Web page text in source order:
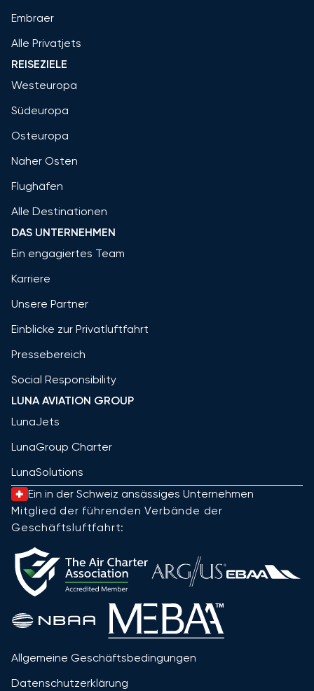
Embraer
Alle Privatjets
REISEZIELE
Westeuropa
Südeuropa
Osteuropa
Naher Osten
Flughäfen
Alle Destinationen
DAS UNTERNEHMEN
Ein engagiertes Team
Karriere
Unsere Partner
Einblicke zur Privatluftfahrt
Pressebereich
Social Responsibility
LUNA AVIATION GROUP
LunaJets
LunaGroup Charter
LunaSolutions
Ein in der Schweiz ansässiges Unternehmen
Mitglied der führenden Verbände der
Geschäftsluftfahrt:
Allgemeine Geschäftsbedingungen
Datenschutzerklärung